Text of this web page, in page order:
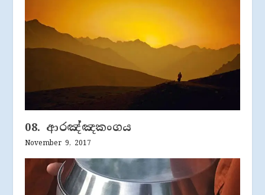
08. ආරඤ්ඤකංගය
November 9, 2017